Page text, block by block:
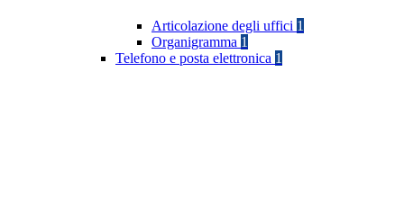
Articolazione degli uffici 1
Organigramma 1
Telefono e posta elettronica 1